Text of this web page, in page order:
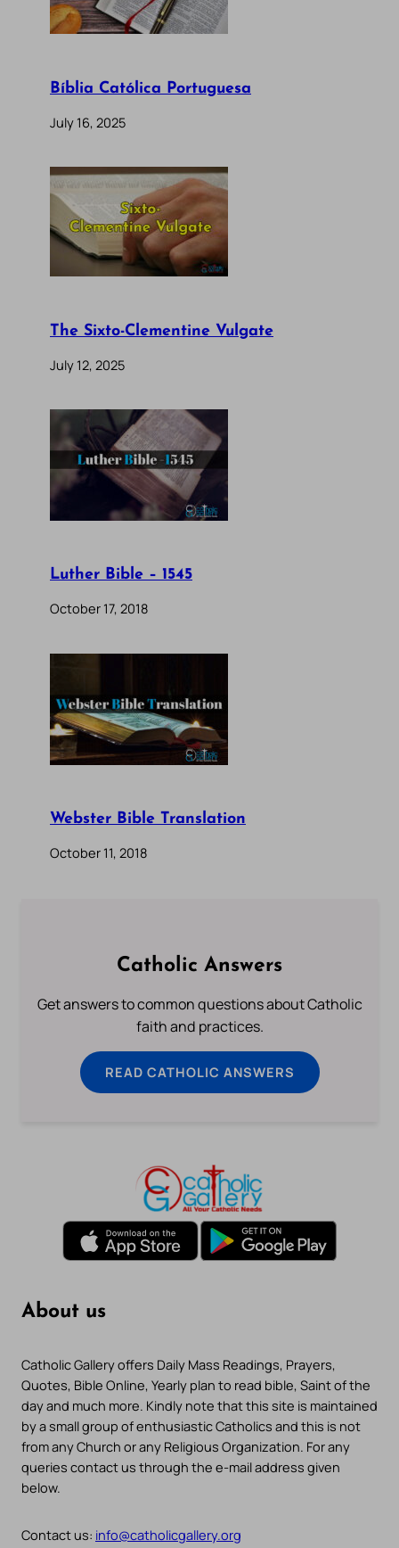
Bíblia Católica Portuguesa
July 16, 2025
The Sixto-Clementine Vulgate
July 12, 2025
Luther Bible – 1545
October 17, 2018
Webster Bible Translation
October 11, 2018
Catholic Answers
Get answers to common questions about Catholic
faith and practices.
READ CATHOLIC ANSWERS
About us
Catholic Gallery offers Daily Mass Readings, Prayers,
Quotes, Bible Online, Yearly plan to read bible, Saint of the
day and much more. Kindly note that this site is maintained
by a small group of enthusiastic Catholics and this is not
from any Church or any Religious Organization. For any
queries contact us through the e-mail address given
below.
Contact us: info@catholicgallery.org